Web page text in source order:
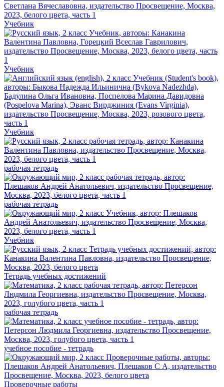
Учебник
Учебник
Учебник
рабочая тетрадь
рабочая тетрадь
Учебник
Тетрадь учебных достижений
рабочая тетрадь
учебное пособие - тетрадь
Проверочные работы